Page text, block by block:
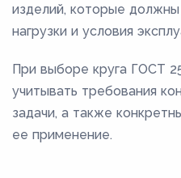
изделий, которые
нагрузки и условия
При выборе круга ГОСТ
учитывать требования
задачи, а также
ее применение.